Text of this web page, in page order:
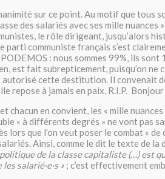
sur ce point. Au motif que tous
des salariés avec ses mille nuances
le rôle dirigeant, jusqu’alors
parti communiste français s’est
: nous sommes 99%, ils sont
est fait subrepticement, puisqu’on ne
cette destitution. Il convenait
repose à jamais en paix, R.I.P.
chacun en convient, les « mille
« à différents degrés » ne vont pas
lors que l’on veut poser le combat « de
Ainsi, comme le dit le texte de la
de la classe capitaliste (…) est
salarié·e·s » ; c’est effectivement